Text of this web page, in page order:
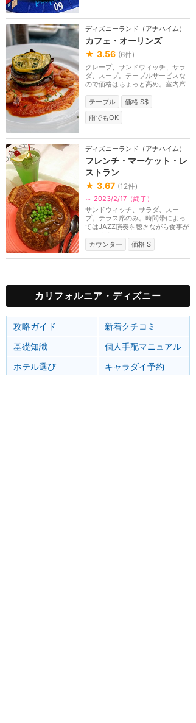
ディズニーランド（アナハイム）
カフェ・オーリンズ
★ 3.56 (6件)
クレープ、サンドウィッチ、サラ
ダ、スープ。テーブルサービスな
ので価格はちょっと高め。室内席
テーブル
価格 $$
雨でもOK
ディズニーランド（アナハイム）
フレンチ・マーケット・レ
ストラン
★ 3.67 (12件)
～ 2023/2/17（終了）
サンドウィッチ、サラダ、スー
プ。テラス席のみ。時間帯によっ
てはJAZZ演奏を聴きながら食事が
カウンター
価格 $
カリフォルニア・ディズニー
攻略ガイド
新着クチコミ
基礎知識
個人手配マニュアル
ホテル選び
キャラダイ予約